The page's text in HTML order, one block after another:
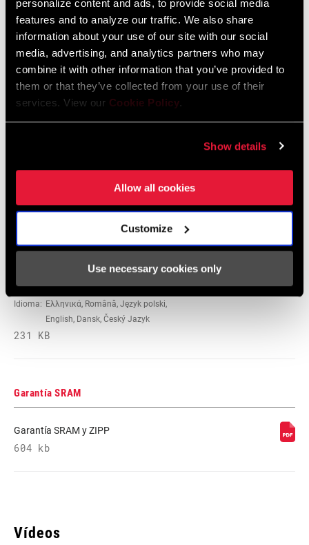
personalize content and ads, to provide social media
features and to analyze our traffic. We also share
information about your use of our site with our social
media, advertising, and analytics partners who may
combine it with other information that you’ve provided to
them or that they’ve collected from your use of their
services. View our Cookie Policy.
Show details
Allow all cookies
Customize
Use necessary cookies only
Guide
Idioma: English
6 MB
Instrucciones De Seguridad
348 KB
95-4018-009-100 Safety Instructions
Suspension EEU
Idioma: Ελληνικά, Română, Język polski,
English, Dansk, Český Jazyk
231 KB
Garantía SRAM
Garantía SRAM y ZIPP
604 kb
Vídeos